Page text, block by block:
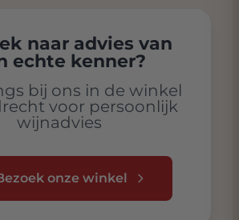
naar advies van
echte kenner?
bij ons in de winkel
voor persoonlijk
wijnadvies
onze winkel